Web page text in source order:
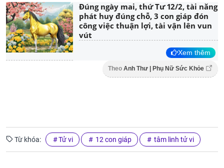
Đúng ngày mai, thứ Tư 12/2, tài năng
phát huy đúng chỗ, 3 con giáp đón
công việc thuận lợi, tài vận lên vun
vút
Xem thêm
Theo Anh Thư | Phụ Nữ Sức Khỏe
Từ khóa: Tử vi 12 con giáp tâm linh tử vi